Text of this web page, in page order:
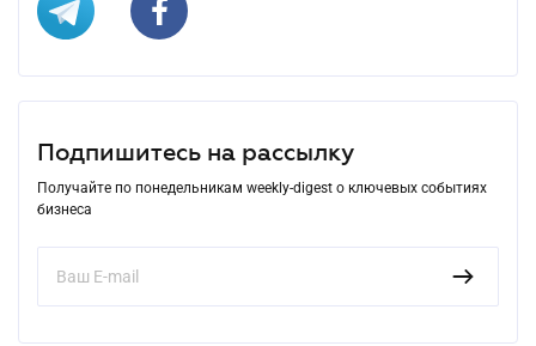
Подпишитесь на рассылку
Получайте по понедельникам weekly-digest о ключевых событиях
бизнеса